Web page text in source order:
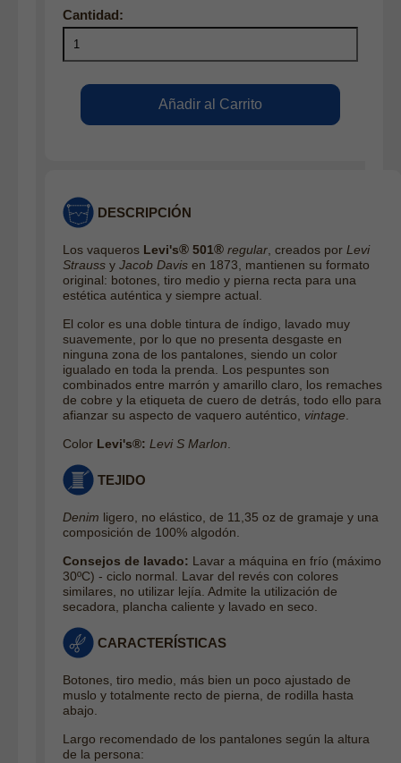
DESCRIPCIÓN
Los vaqueros Levi's® 501® regular, creados por Levi
Strauss y Jacob Davis en 1873, mantienen su formato
original: botones, tiro medio y pierna recta para una
estética auténtica y siempre actual.
El color es una doble tintura de índigo, lavado muy
suavemente, por lo que no presenta desgaste en
ninguna zona de los pantalones, siendo un color
igualado en toda la prenda. Los pespuntes son
combinados entre marrón y amarillo claro, los remaches
de cobre y la etiqueta de cuero de detrás, todo ello para
afianzar su aspecto de vaquero auténtico, vintage.
Color Levi's®: Levi S Marlon.
TEJIDO
Denim ligero, no elástico, de 11,35 oz de gramaje y una
composición de 100% algodón.
Consejos de lavado: Lavar a máquina en frío (máximo
30ºC) - ciclo normal. Lavar del revés con colores
similares, no utilizar lejía. Admite la utilización de
secadora, plancha caliente y lavado en seco.
CARACTERÍSTICAS
Botones, tiro medio, más bien un poco ajustado de
muslo y totalmente recto de pierna, de rodilla hasta
abajo.
Largo recomendado de los pantalones según la altura
de la persona: